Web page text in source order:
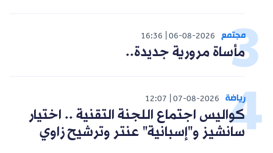
مجتمع 06-08-2026
16:36
مأساة مرورية جديدة..
رياضة 07-08-2026
12:07
كواليس اجتماع اللجنة التقنية .. اختيار
سانشيز و"إسبانية" عنتر وترشيح زاوي